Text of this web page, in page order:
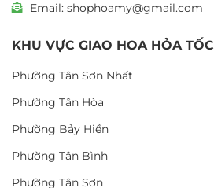
Email: shophoamy@gmail.com
KHU VỰC GIAO HOA HỎA TỐC
Phường Tân Sơn Nhất
Phường Tân Hòa
Phường Bảy Hiền
Phường Tân Bình
Phường Tân Sơn